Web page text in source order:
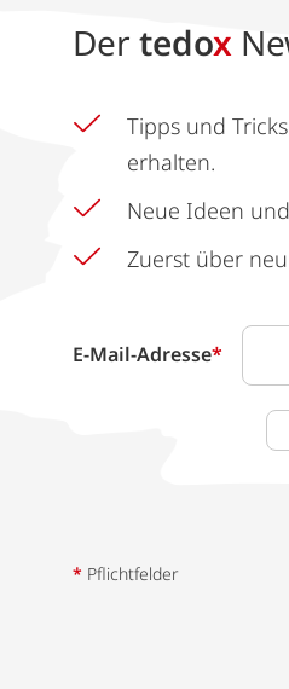
Der tedox
Tipps und
erhalten.
Neue Ideen
Zuerst über
E-Mail-Adresse*
* Pflichtfelder